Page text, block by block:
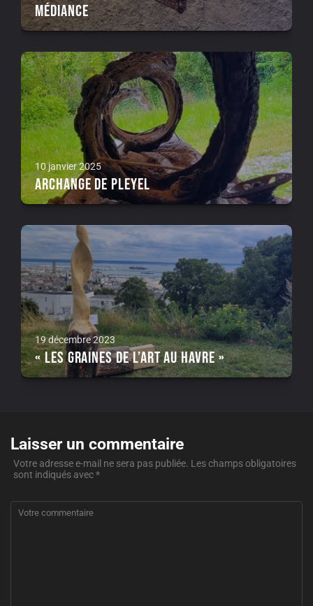
Médiance
10 janvier 2025
Archange de Pleyel
19 décembre 2023
« Les Graines de l’Art au Havre »
Laisser un commentaire
Votre adresse e-mail ne sera pas publiée. Les champs obligatoires
sont indiqués avec*